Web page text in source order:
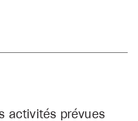
activités prévues